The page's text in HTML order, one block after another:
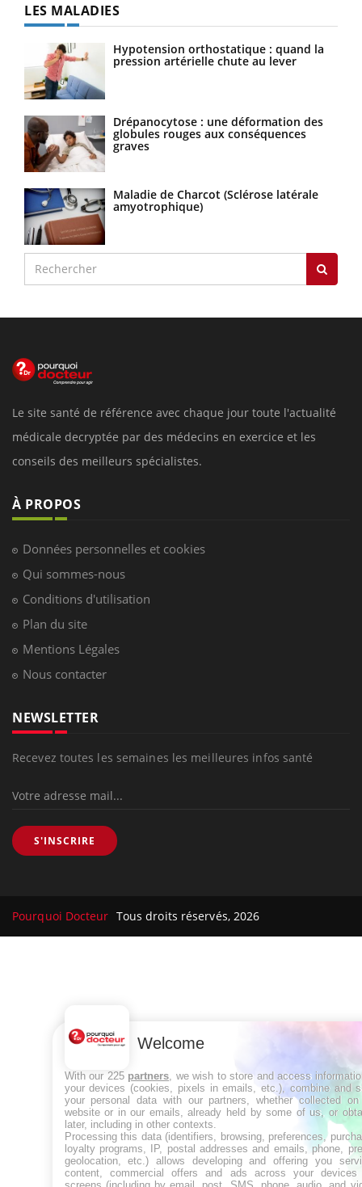
LES MALADIES
Hypotension orthostatique : quand la
pression artérielle chute au lever
Drépanocytose : une déformation des
globules rouges aux conséquences
graves
Maladie de Charcot (Sclérose latérale
amyotrophique)
Le site santé de référence avec chaque jour toute l'actualité
médicale decryptée par des médecins en exercice et les
conseils des meilleurs spécialistes.
À PROPOS
Données personnelles et cookies
Qui sommes-nous
Conditions d'utilisation
Plan du site
Mentions Légales
Nous contacter
NEWSLETTER
Recevez toutes les semaines les meilleures infos santé
S'INSCRIRE
Pourquoi Docteur Tous droits réservés, 2026
Welcome
With our 225 partners , we wish to store and access
your devices (cookies, pixels in emails, etc.), combine and
your personal data with our partners, whether collected
website or in our emails, already held by some of us, or
later, including in other contexts.
Processing this data (identifiers, browsing, preferences,
loyalty programs, IP, postal addresses and emails, phone,
geolocation, etc.) allows developing and offering you
content, commercial offers and ads across your devices
screens (including by email, post, SMS, phone, audio, and